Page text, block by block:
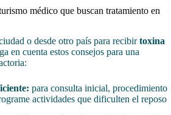
médico que buscan tratamiento en
o desde otro país para recibirtoxina
en cuenta estos consejos para una
para consulta inicial, procedimiento
actividades que dificulten el reposo